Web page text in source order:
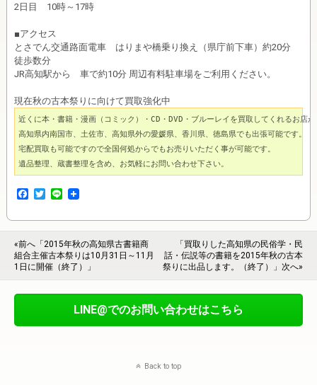
2日目 10時～17時
■アクセス
とさでん交通路面電車 はりまや橋乗り換え（県庁前下車）約20分
徒歩数分
JR高知駅から 車で約10分 周辺有料駐車場をご利用ください。
現在秋の古本祭りに向けて買取強化中
近くに本・書籍・漫画（コミック）・CD・DVD・ブルーレイを買取してくれるお店
高知県内南国市、土佐市、高知県外の愛媛県、香川県、徳島県でも出張可能です。
宅配買取も可能ですので全国何処からでもお売りいただく事が可能です。
遺品整理、蔵書整理を含め、お気軽にお問い合わせ下さい。
F
e
o
o
k
T
t
t
e
r
L
e
«前へ「2015年秋の高知県古書籍商
組合主催古本祭りは10月31日～11月
1日に開催（終了）」
「買取りした高知県の民俗学・民
話・伝説等の書籍を2015年秋の古本
祭りに出品します。（終了）」次へ»
LINE@でのお問い合わせはこちら
Back to top